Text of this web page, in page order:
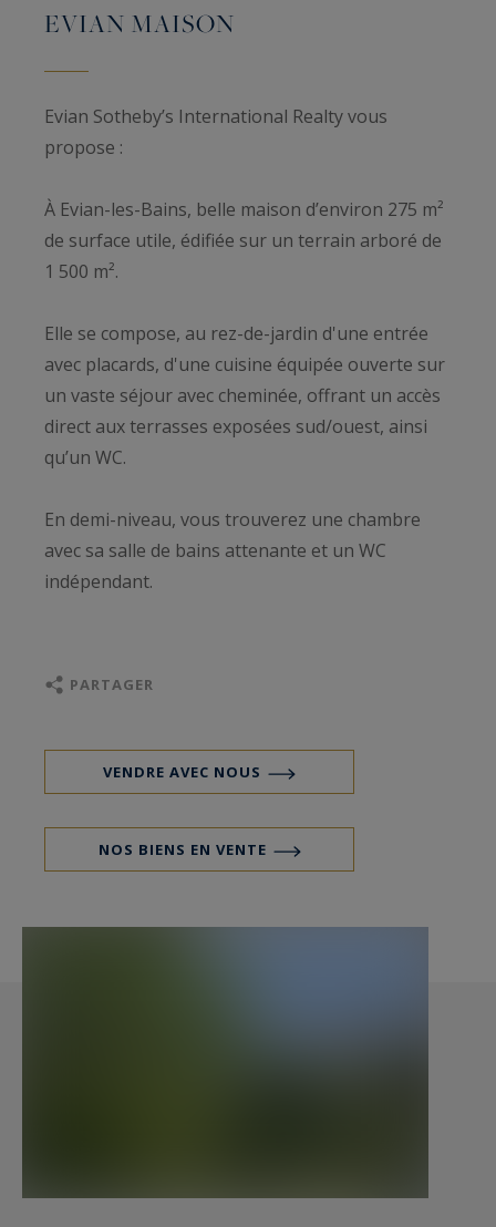
EVIAN MAISON
Evian Sotheby’s International Realty vous
propose :
À Evian-les-Bains, belle maison d’environ 275 m²
de surface utile, édifiée sur un terrain arboré de
1 500 m².
Elle se compose, au rez-de-jardin d'une entrée
avec placards, d'une cuisine équipée ouverte sur
un vaste séjour avec cheminée, offrant un accès
direct aux terrasses exposées sud/ouest, ainsi
qu’un WC.
En demi-niveau, vous trouverez une chambre
avec sa salle de bains attenante et un WC
indépendant.
offre une superbe vue sur le lac. Deux chambres,
supplémentaire.
En annexe : un sous-sol comprenant un garage,
deux pièces à usage d’atelier ou de rangement,
sauna.
PARTAGER
VENDRE AVEC NOUS
NOS BIENS EN VENTE